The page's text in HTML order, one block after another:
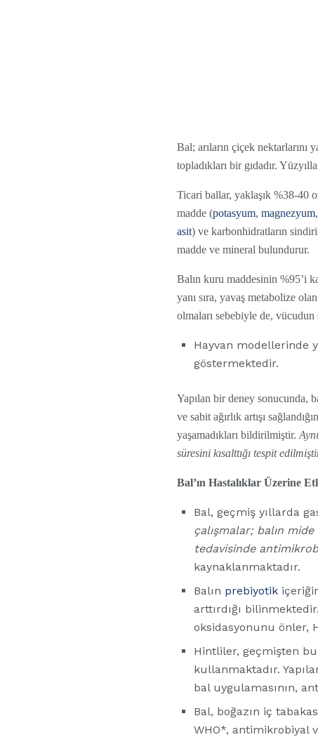
Bal; arıların çiçek nektarlarını
topladıkları bir gıdadır.
Ticari ballar, yaklaşık %38-40
madde (potasyum, magnezyum,
asit) ve karbonhidratların
madde ve mineral bulundurur.
Balın kuru maddesinin %95’i
yanı sıra, yavaş metabolize
olmaları sebebiyle de,
Hayvan modellerinde
göstermektedir.
Yapılan bir deney sonucunda,
ve sabit ağırlık artışı
yaşamadıkları bildirilmiştir.
süresini kısalttığı tespit
Bal’ın Hastalıklar Üzerine
Bal, geçmiş yıllarda
çalışmalar; balın
tedavisinde
kaynaklanmaktadır.
Balın prebiyotik
arttırdığı
oksidasyonunu önler,
Hintliler, geçmişten
kullanmaktadır.
bal uygulamasının,
Bal, boğazın iç
WHO*, antimikrobiyal